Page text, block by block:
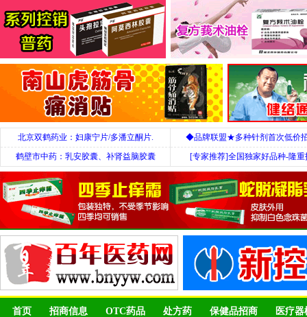
北京双鹤药业：妇康宁片/多潘立酮片.
鹤壁市中药：乳安胶囊、补肾益脑胶囊
◆品牌联盟★多种针剂首次低价
[专家推荐]全国独家好品种-隆重
首页 招商信息 OTC药品 处方药 保健品招商 医疗器